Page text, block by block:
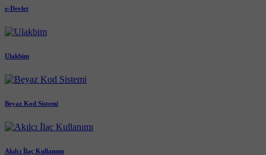
e-Devlet
Ulakbim
Beyaz Kod Sistemi
Akılcı İlaç Kullanımı